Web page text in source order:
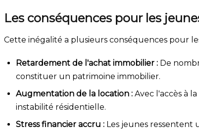
Les conséquences pour les
Cette inégalité a plusieurs conséquences pour
Retardement de l'achat immobilier : De
constituer un patrimoine immobilier.
Augmentation de la location : Avec l'accès à
instabilité résidentielle.
Stress financier accru : Les jeunes ressentent